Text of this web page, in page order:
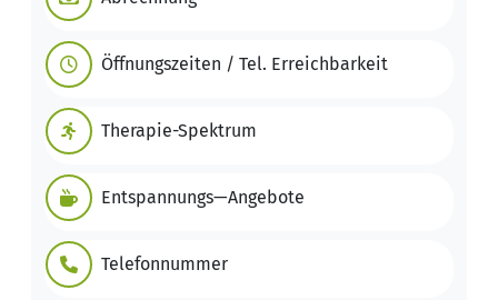
Öffnungszeiten / Tel. Erreichbarkeit
Therapie-Spektrum
Entspannungs—Angebote
Telefonnummer